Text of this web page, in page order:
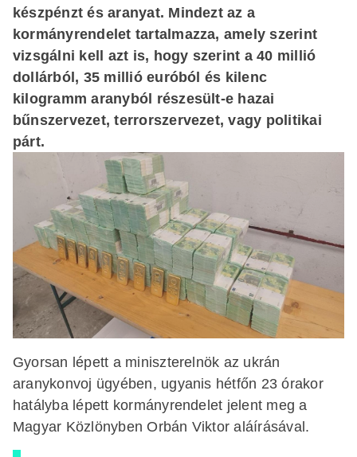
készpénzt és aranyat. Mindezt az a
kormányrendelet tartalmazza, amely szerint
vizsgálni kell azt is, hogy szerint a 40 millió
dollárból, 35 millió euróból és kilenc
kilogramm aranyból részesült-e hazai
bűnszervezet, terrorszervezet, vagy politikai
párt.
Gyorsan lépett a miniszterelnök az ukrán
aranykonvoj ügyében, ugyanis hétfőn 23 órakor
hatályba lépett kormányrendelet jelent meg a
Magyar Közlönyben Orbán Viktor aláírásával.